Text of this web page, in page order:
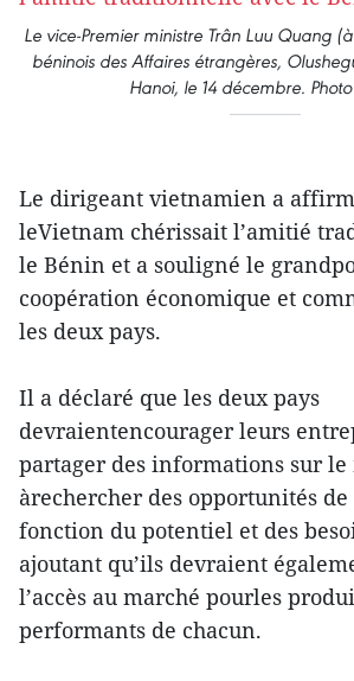
Le vice-Premier ministre Trân Luu Quang
béninois des Affaires étrangères,
Hanoi, le 14 décembre.
Le dirigeant vietnamien a
leVietnam chérissait l’amitié
le Bénin et a souligné le
coopération économique et
les deux pays.
Il a déclaré que les deux pays
devraientencourager leurs
partager des informations sur le
àrechercher des opportunités
fonction du potentiel et des
ajoutant qu’ils devraient
l’accès au marché pourles
performants de chacun.